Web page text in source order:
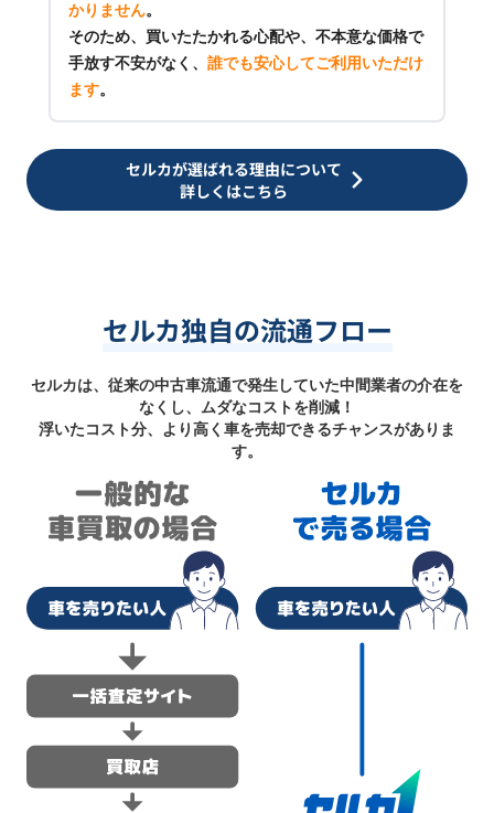
かりません。
そのため、買いたたかれる心配や、不本意な価格で
手放す不安がなく、 誰でも安心してご利用いただけ
ます。
セルカが選ばれる理由について
詳しくはこちら
セルカ独自の流通フロー
セルカは、従来の中古車流通で発生していた中間業者の介在を
なくし、ムダなコストを削減！
浮いたコスト分、より高く車を売却できるチャンスがありま
す。